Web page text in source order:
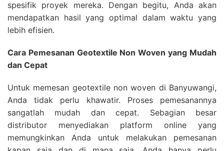
spesifik proyek mereka. Dengan begitu, Anda akan
mendapatkan hasil yang optimal dalam waktu yang
lebih efisien.
Cara Pemesanan Geotextile Non Woven yang Mudah
dan Cepat
Untuk memesan geotextile non woven di Banyuwangi,
Anda tidak perlu khawatir. Proses pemesanannya
sangatlah mudah dan cepat. Sebagian besar
distributor menyediakan platform online yang
memungkinkan Anda untuk melakukan pemesanan